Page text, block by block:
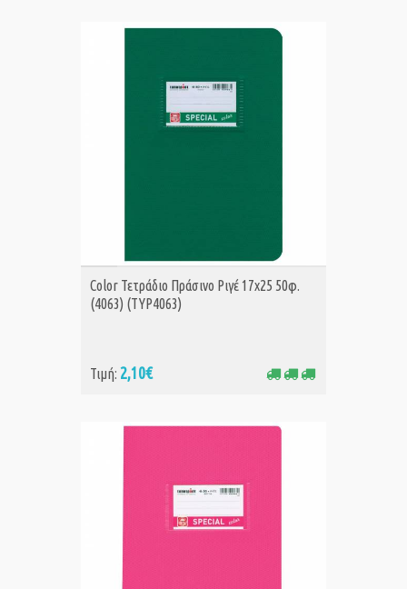
ΑΓΟΡΑ
Color Τετράδιο Πράσινο Ριγέ 17x25 50φ.
(4063) (TYP4063)
Τιμή: 2,10€